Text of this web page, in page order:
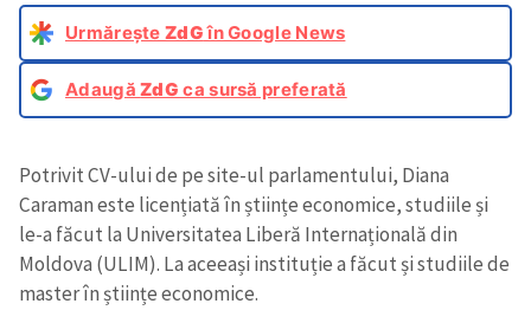
Urmărește ZdGîn Google News
AdaugăZdG ca sursă preferată
Potrivit CV-ului de pe site-ul parlamentului, Diana
Caraman este licențiată în științe economice, studiile și
le-a făcut la Universitatea Liberă Internațională din
Moldova (ULIM). La aceeași instituție a făcut și studiile de
master în științe economice.